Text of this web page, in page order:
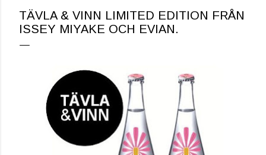
TÄVLA & VINN LIMITED EDITION FRÅN
ISSEY MIYAKE OCH EVIAN.